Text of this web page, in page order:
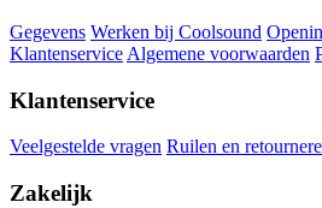
Gegevens Werken bij Coolsound
Klantenservice Algemene voorwaarden
Klantenservice
Veelgestelde vragen Ruilen en
Zakelijk